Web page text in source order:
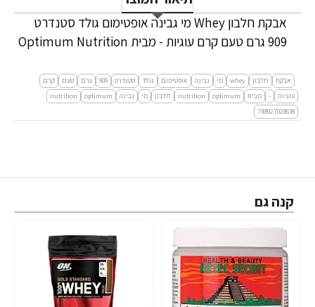
אבקת חלבון Whey מי גבינה אופטימום גולד סטנדרט
909 גרם טעם קרם עוגיות - מבית Optimum Nutrition
אבקת חלבון whey מי גבינה אופטימום גולד סטנדרט 909 גרם טעם
קרם
עוגיות
- מבית optimum
nutrition חלבון מי גבינה optimum
nutrition
748927028638
קנה גם